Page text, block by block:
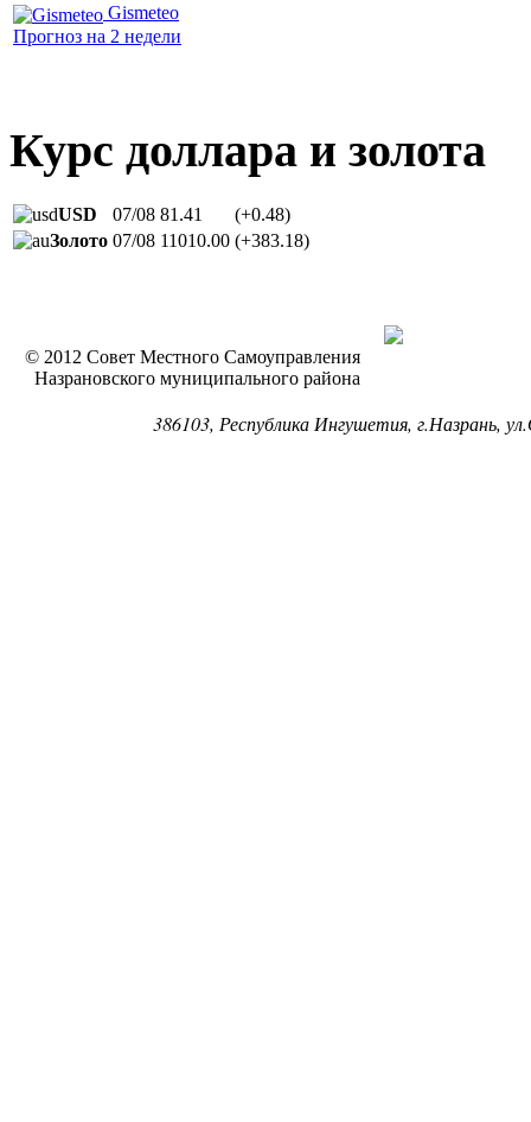
Gismeteo
Прогноз на 2 недели
Курс доллара и золота
USD 07/08 81.41
(+0.48)
Золото 07/08 11010.00 (+383.18)
© 2012 Совет Местного Самоуправления
Назрановского муниципального района
386103, Республика Ингушетия, г.Назрань,